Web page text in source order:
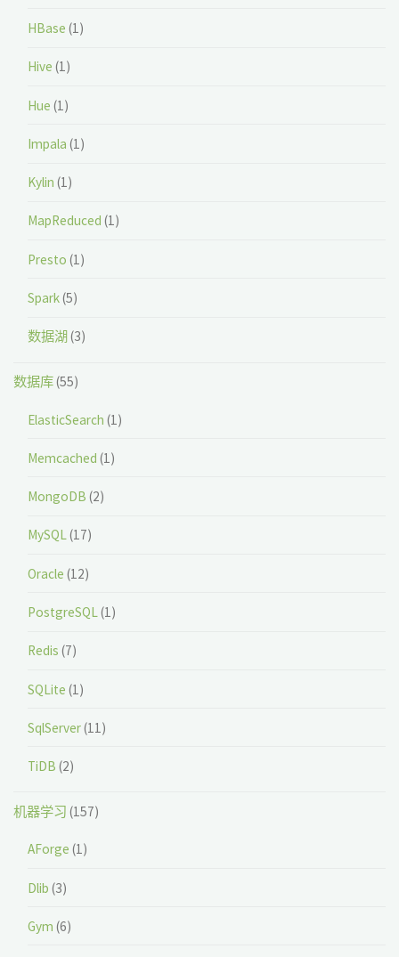
HBase (1)
Hive (1)
Hue (1)
Impala (1)
Kylin (1)
MapReduced (1)
Presto (1)
Spark(5)
数据湖 (3)
数据库(55)
ElasticSearch (1)
Memcached (1)
MongoDB (2)
MySQL(17)
Oracle (12)
PostgreSQL(1)
Redis (7)
SQLite (1)
SqlServer(11)
TiDB (2)
机器学习 (157)
AForge (1)
Dlib (3)
Gym (6)